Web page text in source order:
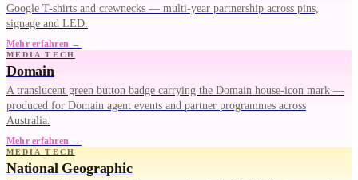
Google T-shirts and crewnecks — multi-year partnership across pins,
signage and LED.
Mehr erfahren →
MEDIA TECH
Domain
A translucent green button badge carrying the Domain house-icon mark —
produced for Domain agent events and partner programmes across
Australia.
Mehr erfahren →
MEDIA TECH
National Geographic